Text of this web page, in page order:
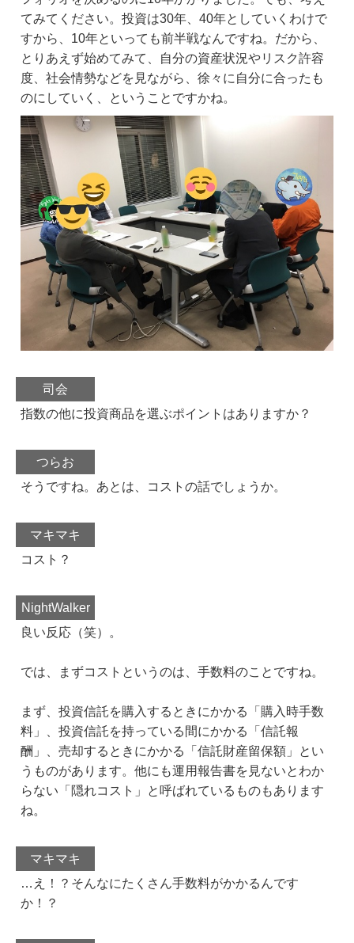
てみてください。投資は30年、40年としていくわけで
すから、10年といっても前半戦なんですね。だから、
とりあえず始めてみて、自分の資産状況やリスク許容
度、社会情勢などを見ながら、徐々に自分に合ったも
のにしていく、ということですかね。
司会
指数の他に投資商品を選ぶポイントはありますか？
つらお
そうですね。あとは、コストの話でしょうか。
マキマキ
コスト？
NightWalker
良い反応（笑）。
では、まずコストというのは、手数料のことですね。
まず、投資信託を購入するときにかかる「購入時手数
料」、投資信託を持っている間にかかる「信託報
酬」、売却するときにかかる「信託財産留保額」とい
うものがあります。他にも運用報告書を見ないとわか
らない「隠れコスト」と呼ばれているものもあります
ね。
マキマキ
…え！？そんなにたくさん手数料がかかるんです
か！？